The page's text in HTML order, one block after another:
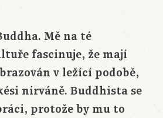
Mě na té
fascinuje, že mají
v ležící podobě,
nirváně. Buddhista se
protože by mu to